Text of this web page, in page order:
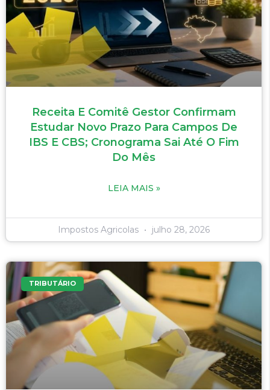
Receita E Comitê Gestor Confirmam
Estudar Novo Prazo Para Campos De
IBS E CBS; Cronograma Sai Até O Fim
Do Mês
LEIA MAIS »
Impostos Agricolas julho 28, 2026
TRIBUTÁRIO